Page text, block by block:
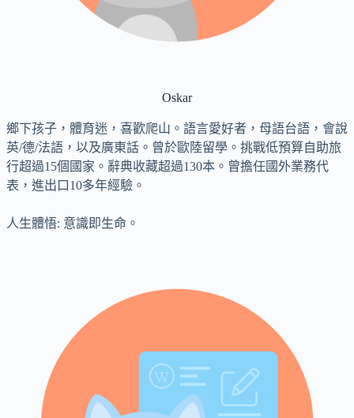
Oskar
鄉下孩子，體育迷，喜歡爬山。語言愛好者，母語台語，會說
英/德/法語，以及廣東話。曾於歐陸留學。挑戰低預算自助旅
行超過15個國家。辭典收藏超過130本。曾擔任國外業務代
表，進出口10多年經驗。
人生體悟: 意識即生命。